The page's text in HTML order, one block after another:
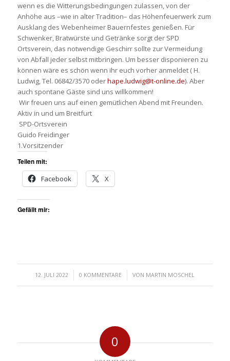
wenn es die Witterungsbedingungen zulassen, von der
Anhöhe aus –wie in alter Tradition– das Höhenfeuerwerk zum
Ausklang des Webenheimer Bauernfestes genießen. Für
Schwenker, Bratwürste und Getränke sorgt der SPD
Ortsverein, das notwendige Geschirr sollte zur Vermeidung
von Abfall jeder selbst mitbringen. Um besser disponieren zu
können wäre es schön wenn ihr euch vorher anmeldet ( H.
Ludwig, Tel. 06842/3570 oderhape.ludwig@t-online.de). Aber
auch spontane Gäste sind uns willkommen!
Wir freuen uns auf einen gemütlichen Abend mit Freunden.
Aktiv in und um Breitfurt
SPD-Ortsverein
Guido Freidinger
1.Vorsitzender
Teilen mit:
Facebook
X
Gefällt mir:
12. JULI 2022
/ 0 KOMMENTARE
/ VON MARTIN MOSCHEL
0